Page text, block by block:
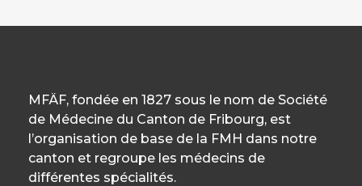
MFÄF, fondée en 1827 sous le nom de Société
de Médecine du Canton de Fribourg, est
l’organisation de base de la FMH dans notre
canton et regroupe les médecins de
différentes spécialités.